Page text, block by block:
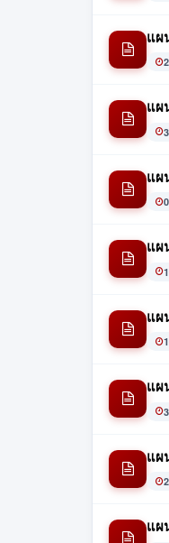
แผ
แผ
แผ
แผ
แผ
แผ
แผ
แผ